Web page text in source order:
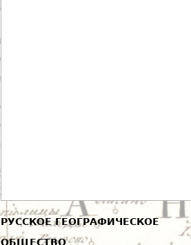
РУССКОЕ ГЕОГРАФИЧЕСКОЕ
ОБЩЕСТВО